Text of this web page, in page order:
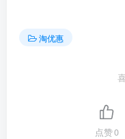
淘优惠
点赞0